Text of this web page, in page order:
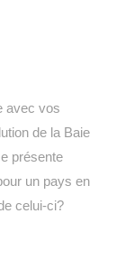
avec vos
de la Baie
présente
un pays en
celui-ci?